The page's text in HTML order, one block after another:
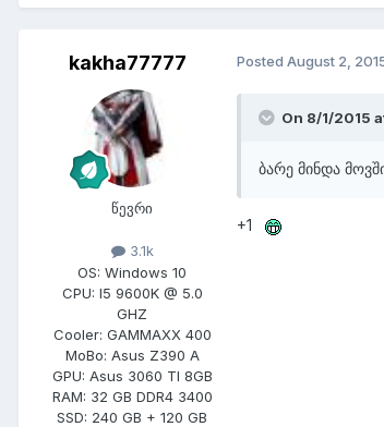
kakha77777
წევრი
3.1k
OS: Windows 10
CPU: I5 9600K @ 5.0
GHZ
Cooler: GAMMAXX 400
MoBo: Asus Z390 A
GPU: Asus 3060 TI 8GB
RAM: 32 GB DDR4 3400
SSD: 240 GB + 120 GB
Posted August 2,
On 8/1/2015
ბარე მინდა
+1